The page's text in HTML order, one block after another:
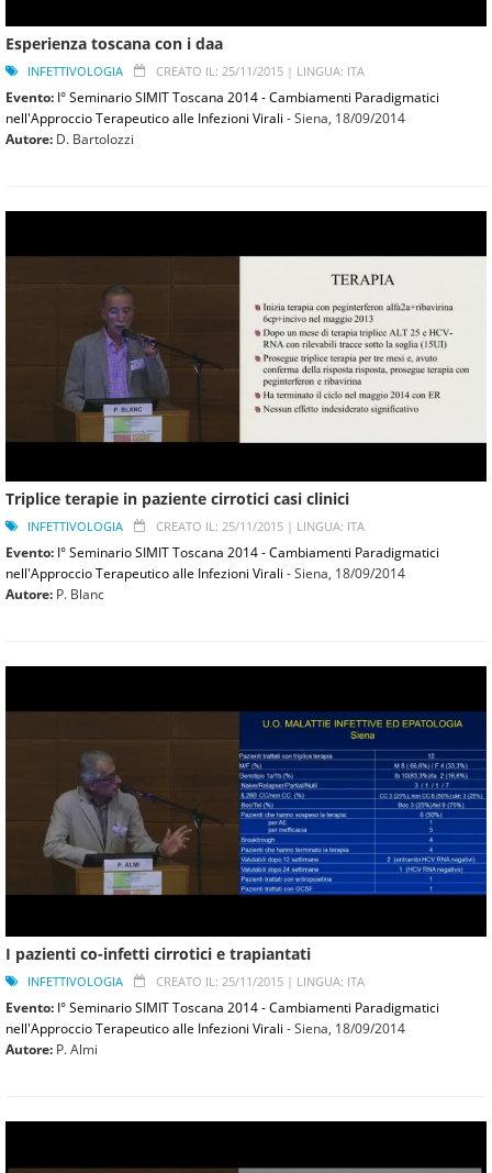
Esperienza toscana con i daa
INFETTIVOLOGIA CREATO IL: 25/11/2015 | LINGUA: ITA
Evento: I° Seminario SIMIT Toscana 2014 - Cambiamenti Paradigmatici
nell'Approccio Terapeutico alle Infezioni Virali - Siena, 18/09/2014
Autore: D. Bartolozzi
Triplice terapie in paziente cirrotici casi clinici
INFETTIVOLOGIA CREATO IL: 25/11/2015 | LINGUA: ITA
Evento: I° Seminario SIMIT Toscana 2014 - Cambiamenti Paradigmatici
nell'Approccio Terapeutico alle Infezioni Virali - Siena, 18/09/2014
Autore: P. Blanc
I pazienti co-infetti cirrotici e trapiantati
INFETTIVOLOGIA CREATO IL: 25/11/2015 | LINGUA: ITA
Evento: I° Seminario SIMIT Toscana 2014 - Cambiamenti Paradigmatici
nell'Approccio Terapeutico alle Infezioni Virali - Siena, 18/09/2014
Autore: P. Almi